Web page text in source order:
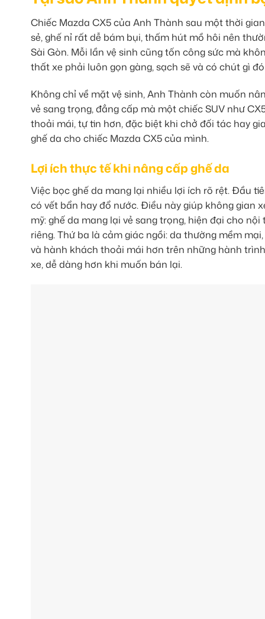
Chiếc Mazda CX5 của Anh Thành sau một thời
sẻ, ghế nỉ rất dễ bám bụi, thấm hút mồ hôi nên
Sài Gòn. Mỗi lần vệ sinh cũng tốn công sức mà
thất xe phải luôn gọn gàng, sạch sẽ và có chút gì
Không chỉ về mặt vệ sinh, Anh Thành còn muốn
vẻ sang trọng, đẳng cấp mà một chiếc SUV như
thoải mái, tự tin hơn, đặc biệt khi chở đối tác hay
ghế da cho chiếc Mazda CX5 của mình.
Lợi ích thực tế khi nâng cấp ghế da
Việc bọc ghế da mang lại nhiều lợi ích rõ rệt. Đầu
có vết bẩn hay đổ nước. Điều này giúp không gian
mỹ: ghế da mang lại vẻ sang trọng, hiện đại cho
riêng. Thứ ba là cảm giác ngồi: da thường mềm
và hành khách thoải mái hơn trên những hành
xe, dễ dàng hơn khi muốn bán lại.